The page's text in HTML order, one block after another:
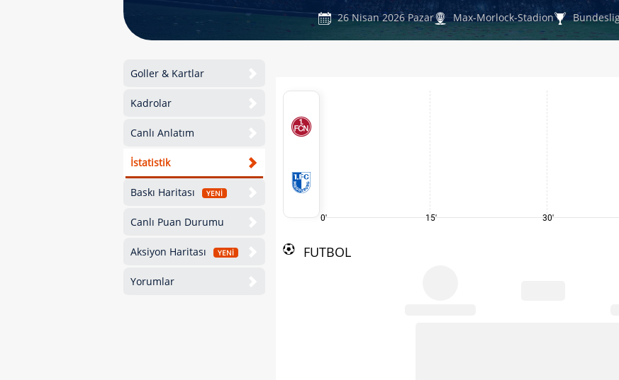
26 Nisan 2026 Pazar Max-Morlock-Stadion
Goller & Kartlar
Kadrolar
Canlı Anlatım
İstatistik
Baskı Haritası YENİ
Canlı Puan Durumu
Aksiyon Haritası YENİ
Yorumlar
0' 15' 30'
FUTBOL